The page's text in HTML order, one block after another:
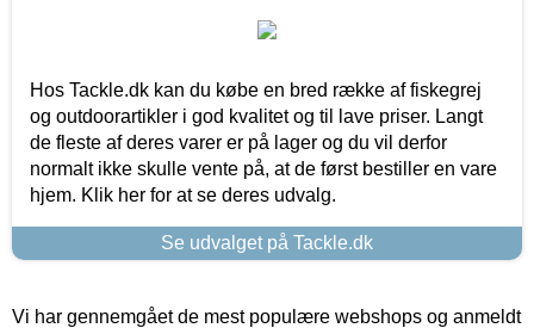
Hos Tackle.dk kan du købe en bred række af fiskegrej
og outdoorartikler i god kvalitet og til lave priser. Langt
de fleste af deres varer er på lager og du vil derfor
normalt ikke skulle vente på, at de først bestiller en vare
hjem. Klik her for at se deres udvalg.
Se udvalget på Tackle.dk
Vi har gennemgået de mest populære webshops og anmeldt